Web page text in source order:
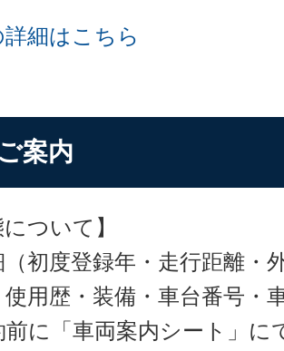
細はこちら
案内
ついて】
初度登録年・走行距離・
用歴・装備・車台番号・
前に「車両案内シート」に